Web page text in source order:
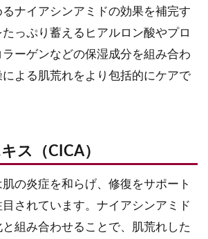
ナイアシンアミドの効果を補完す
っぷり蓄えるヒアルロン酸やプロ
ーゲンなどの保湿成分を組み合わ
よる肌荒れをより包括的にケアで
ス（CICA）
の炎症を和らげ、修復をサポート
されています。ナイアシンアミド
組み合わせることで、肌荒れした